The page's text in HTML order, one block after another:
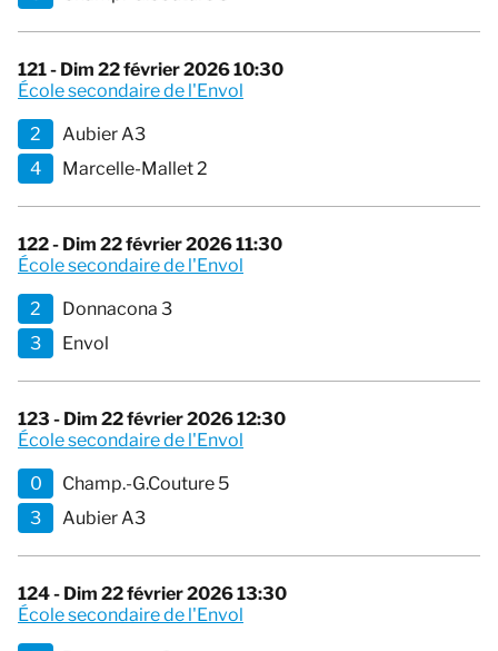
121 - Dim 22 février 2026 10:30
École secondaire de l'Envol
2
Aubier A3
4
Marcelle-Mallet 2
122 - Dim 22 février 2026 11:30
École secondaire de l'Envol
2
Donnacona 3
3
Envol
123 - Dim 22 février 2026 12:30
École secondaire de l'Envol
0
Champ.-G.Couture 5
3
Aubier A3
124 - Dim 22 février 2026 13:30
École secondaire de l'Envol